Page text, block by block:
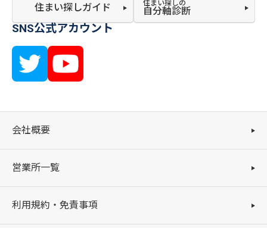
住まい探しガイド 住まい探しの
自分軸診断
SNS公式アカウント
会社概要
営業所一覧
利用規約・免責事項